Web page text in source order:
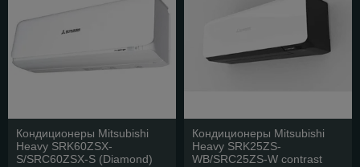
Кондиционеры Mitsubishi
Heavy SRK60ZSX-
S/SRC60ZSX-S (Diamond)
Кондиционеры Mitsubishi
Heavy SRK25ZS-
WВ/SRC25ZS-W contrast